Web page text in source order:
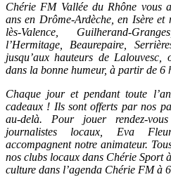
Chérie FM Vallée du Rhône vous
ans en Drôme-Ardèche, en Isère
lès-Valence, Guilherand-
l’Hermitage, Beaurepaire,
jusqu’aux hauteurs de
dans la bonne humeur, à partir de 6
Chaque jour et pendant toute
cadeaux ! Ils sont offerts par nos
au-delà. Pour jouer rendez-
journalistes locaux, Eva
accompagnent notre animateur.
nos clubs locaux dans Chérie Sport
culture dans l’agenda Chérie FM à